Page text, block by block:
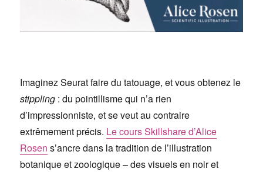
Imaginez Seurat faire du tatouage, et vous obtenez le
stippling : du pointillisme qui n’a rien
d’impressionniste, et se veut au contraire
extrêmement précis. Le cours Skillshare d’Alice
Rosen s’ancre dans la tradition de l’illustration
botanique et zoologique – des visuels en noir et